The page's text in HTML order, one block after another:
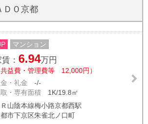
ＤＯ京都
マンション
： 6.94万円
共益費・管理費等 12,000円）
・礼金 -/-
取・専有面積 1K/19.8㎡
Ｒ山陰本線梅小路京都西駅
市下京区朱雀北ノ口町